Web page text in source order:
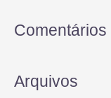
Comentários
Arquivos